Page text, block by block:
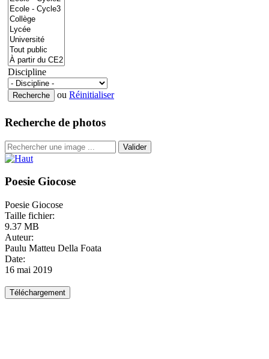
Discipline
ou Réinitialiser
Recherche de photos
Valider
Poesie Giocose
Poesie Giocose
Taille fichier:
9.37 MB
Auteur:
Paulu Matteu Della Foata
Date:
16 mai 2019